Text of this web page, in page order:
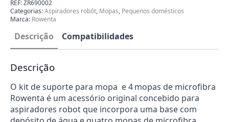
e
4
Mopas
de
Microfibra
Rowenta
REF:ZR690002
Categorias:Aspiradores robôt, Mopas, Pequenos domésticos
Marca: Rowenta
Descrição Compatibilidades
Descrição
O kit de suporte para mopa e 4 mopas de microfibra
Rowenta é um acessório original concebido para
aspiradores robot que incorpora uma base com